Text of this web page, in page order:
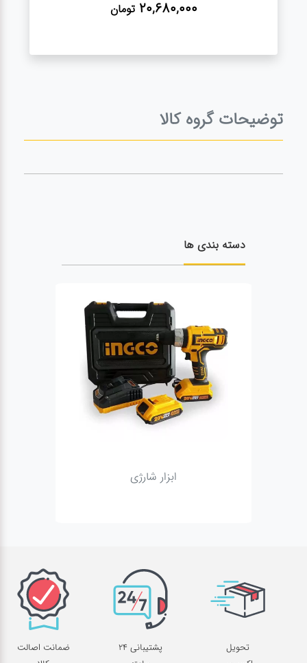
20,680,000 تومان
توضیحات گروه کالا
دسته بندی ها
ابزار شارژی
تحویل
پشتیبانی 24
ضمانت اصالت